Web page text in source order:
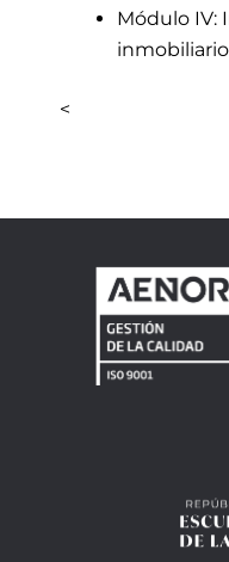
Módulo IV:
<